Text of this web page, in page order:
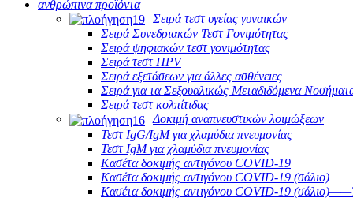
ανθρώπινα προϊόντα
Σειρά τεστ υγείας γυναικών
Σειρά Συνεδριακών Τεστ Γονιμότητας
Σειρά ψηφιακών τεστ γονιμότητας
Σειρά τεστ HPV
Σειρά εξετάσεων για άλλες ασθένειες
Σειρά για τα Σεξουαλικώς Μεταδιδόμενα
Σειρά τεστ κολπίτιδας
Δοκιμή αναπνευστικών λοιμώξεων
Τεστ IgG/IgM για χλαμύδια πνευμονίας
Τεστ IgM για χλαμύδια πνευμονίας
Κασέτα δοκιμής αντιγόνου COVID-19
Κασέτα δοκιμής αντιγόνου COVID-19 (σάλιο)
Κασέτα δοκιμής αντιγόνου COVID-19